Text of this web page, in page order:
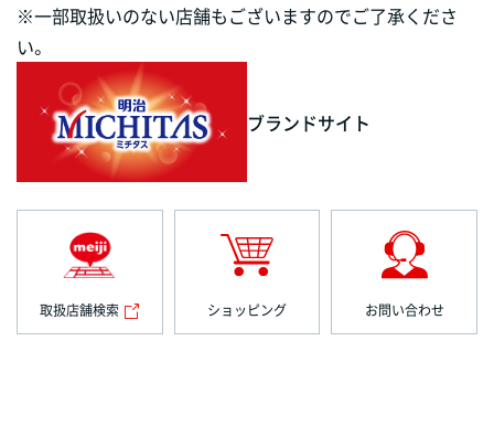
※一部取扱いのない店舗もございますのでご了承くださ
い。
ブランドサイト
取扱店舗検索 ショッピング お問い合わせ